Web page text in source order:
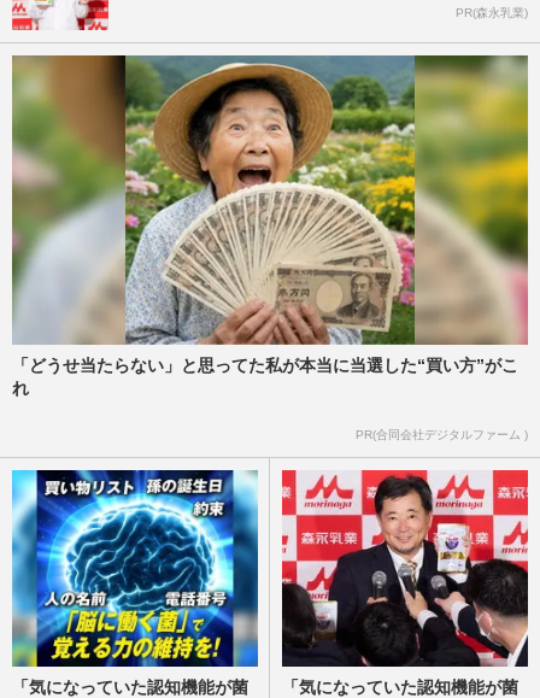
PR(森永乳業)
「どうせ当たらない」と思ってた私が本当に当選した“買い方”がこ
れ
PR(合同会社デジタルファーム )
「気になっていた認知機能が菌
「気になっていた認知機能が菌